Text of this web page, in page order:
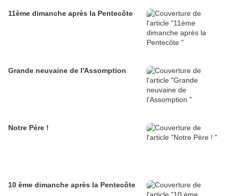
11ème dimanche après la Pentecôte
Grande neuvaine de l'Assomption
Notre Père !
10 ème dimanche après la Pentecôte